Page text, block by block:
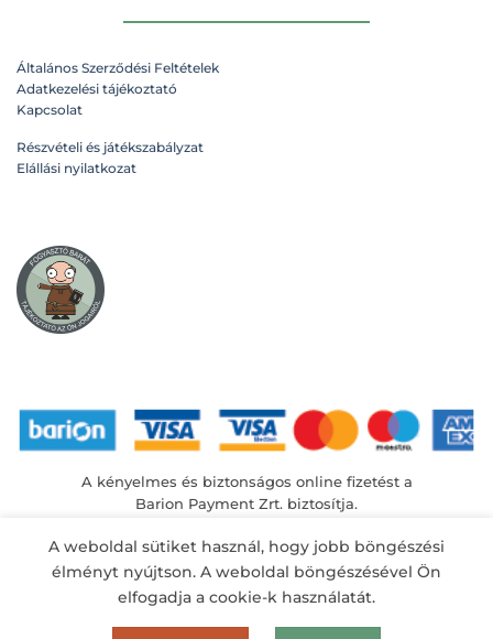
Általános Szerződési Feltételek
Adatkezelési tájékoztató
Kapcsolat
Részvételi és játékszabályzat
Elállási nyilatkozat
A kényelmes és biztonságos online fizetést a
Barion Payment Zrt. biztosítja.
A weboldal sütiket használ, hogy jobb böngészési
élményt nyújtson. A weboldal böngészésével Ön
elfogadja a cookie-k használatát.